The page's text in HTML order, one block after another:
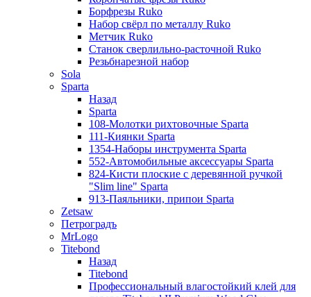
Борфрезы Ruko
Набор свёрл по металлу Ruko
Метчик Ruko
Станок сверлильно-расточной Ruko
Резьбнарезной набор
Sola
Sparta
Назад
Sparta
108-Молотки рихтовочные Sparta
111-Киянки Sparta
1354-Наборы инструмента Sparta
552-Автомобильные аксессуары Sparta
824-Кисти плоские с деревянной ручкой
"Slim line" Sparta
913-Паяльники, припои Sparta
Zetsaw
Петроградъ
MrLogo
Titebond
Назад
Titebond
Профессиональный влагостойкий клей для